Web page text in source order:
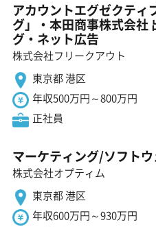
アカウントエグゼクティ
グ」・本田商事株式会社
グ・ネット広告
株式会社フリークアウト
東京都 港区
年収500万円～800万円
正社員
マーケティング/ソフト
株式会社オプティム
東京都 港区
年収600万円～930万円